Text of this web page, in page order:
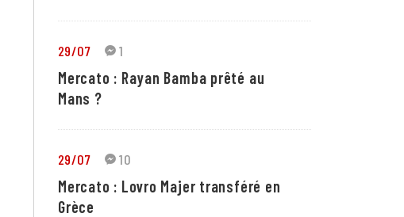
29/07 1
Mercato : Rayan Bamba prêté au
Mans ?
29/07 10
Mercato : Lovro Majer transféré en
Grèce